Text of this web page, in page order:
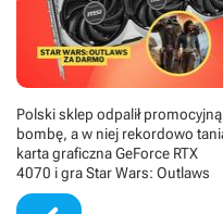
Polski sklep odpalił promocyjną
bombę, a w niej rekordowo
karta graficzna GeForce RTX
4070 i gra Star Wars: Outlaws